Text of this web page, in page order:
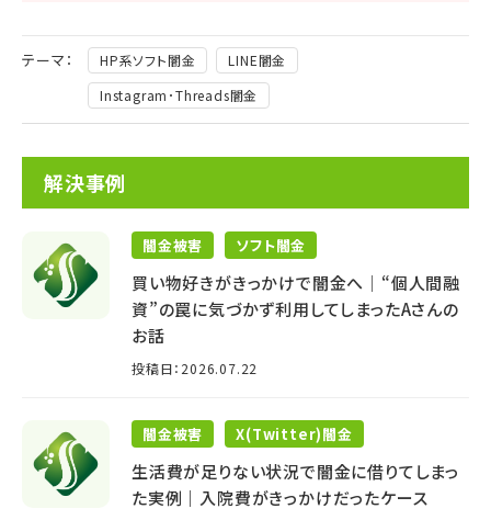
テーマ： HP系ソフト闇金
LINE闇金
Instagram･Threads闇金
解決事例
闇金被害 ソフト闇金
買い物好きがきっかけで闇金へ│“個人間融
資”の罠に気づかず利用してしまったAさんの
お話
投稿日：2026.07.22
闇金被害 X(Twitter)闇金
生活費が足りない状況で闇金に借りてしまっ
た実例｜入院費がきっかけだったケース